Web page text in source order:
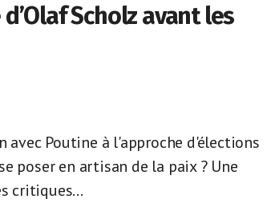
Scholz avant les
Poutine à l'approche d'élections
poser en artisan de la paix ? Une
critiques...